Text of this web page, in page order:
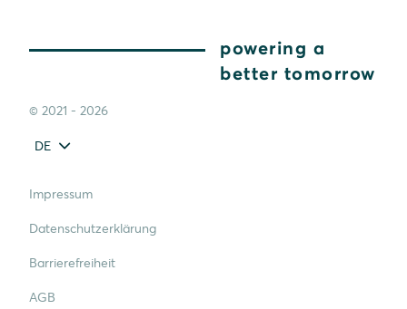
powering a
better tomorrow
© 2021 - 2026
DE
Impressum
Datenschutzerklärung
Barrierefreiheit
AGB